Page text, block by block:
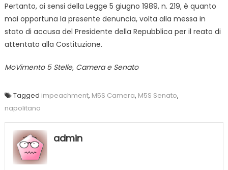
Pertanto, ai sensi della Legge 5 giugno 1989, n. 219, è quanto
mai opportuna la presente denuncia, volta alla messa in
stato di accusa del Presidente della Repubblica per il reato di
attentato alla Costituzione.
MoVimento 5 Stelle, Camera e Senato
Tagged impeachment, M5S Camera, M5S Senato,
napolitano
admin